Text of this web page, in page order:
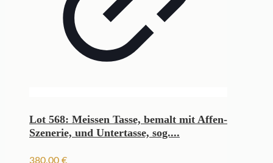
Lot 568: Meissen Tasse, bemalt mit Affen-
Szenerie, und Untertasse, sog....
380,00 €